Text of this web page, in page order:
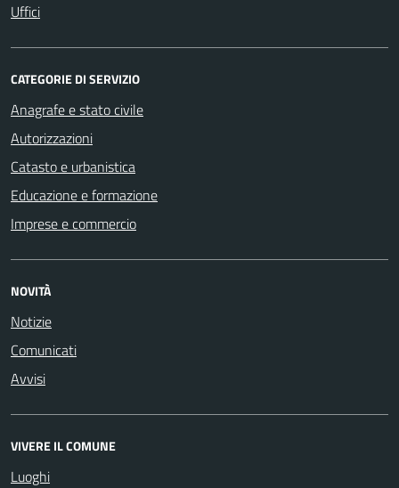
Uffici
CATEGORIE DI SERVIZIO
Anagrafe e stato civile
Autorizzazioni
Catasto e urbanistica
Educazione e formazione
Imprese e commercio
NOVITÀ
Notizie
Comunicati
Avvisi
VIVERE IL COMUNE
Luoghi